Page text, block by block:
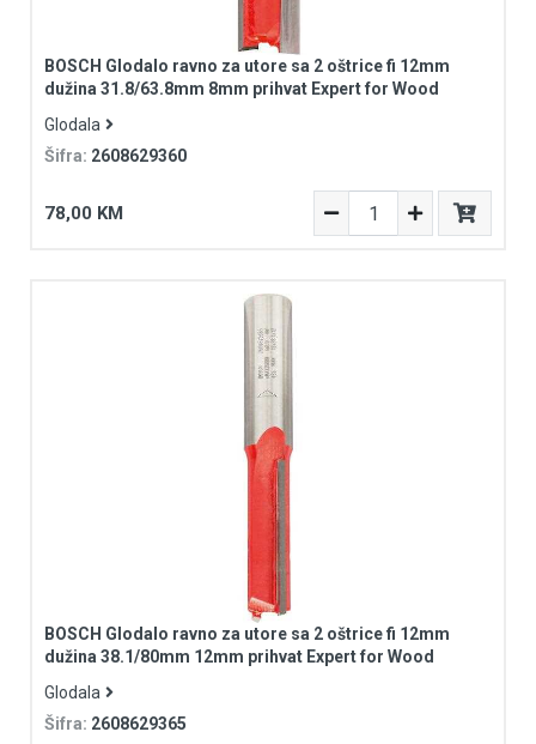
BOSCH Glodalo ravno za utore sa 2 oštrice fi 12mm
dužina 31.8/63.8mm 8mm prihvat Expert for Wood
Glodala
Šifra: 2608629360
78,00 KM
BOSCH Glodalo ravno za utore sa 2 oštrice fi 12mm
dužina 38.1/80mm 12mm prihvat Expert for Wood
Glodala
Šifra: 2608629365